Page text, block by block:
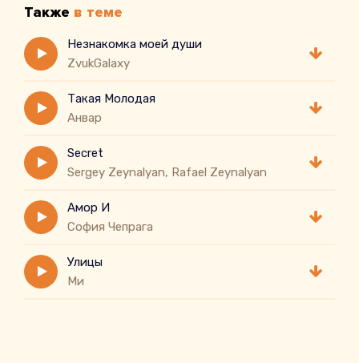
Также в теме
Незнакомка моей души
ZvukGalaxy
Такая Молодая
Анвар
Secret
Sergey Zeynalyan, Rafael Zeynalyan
Амор И
София Чепрага
Улицы
Ми